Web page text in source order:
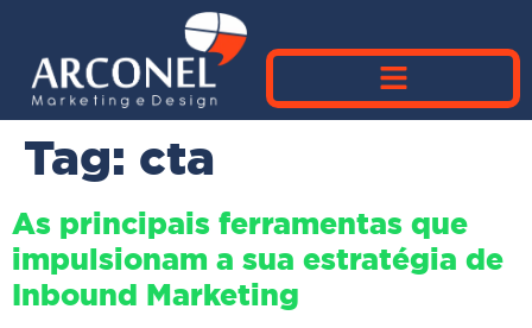
Tag: cta
As principais ferramentas que
impulsionam a sua estratégia de
Inbound Marketing